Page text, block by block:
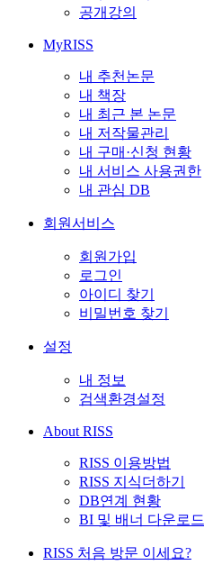
공개강의
MyRISS
내 추천논문
내 책장
내 최근 본 논문
내 저작물관리
내 구매·신청 현황
내 서비스 사용권한
내 관심 DB
회원서비스
회원가입
로그인
아이디 찾기
비밀번호 찾기
설정
내 정보
검색환경설정
About RISS
RISS 이용방법
RISS 지식더하기
DB연계 현황
BI 및 배너 다운로드
RISS 처음 방문 이세요?